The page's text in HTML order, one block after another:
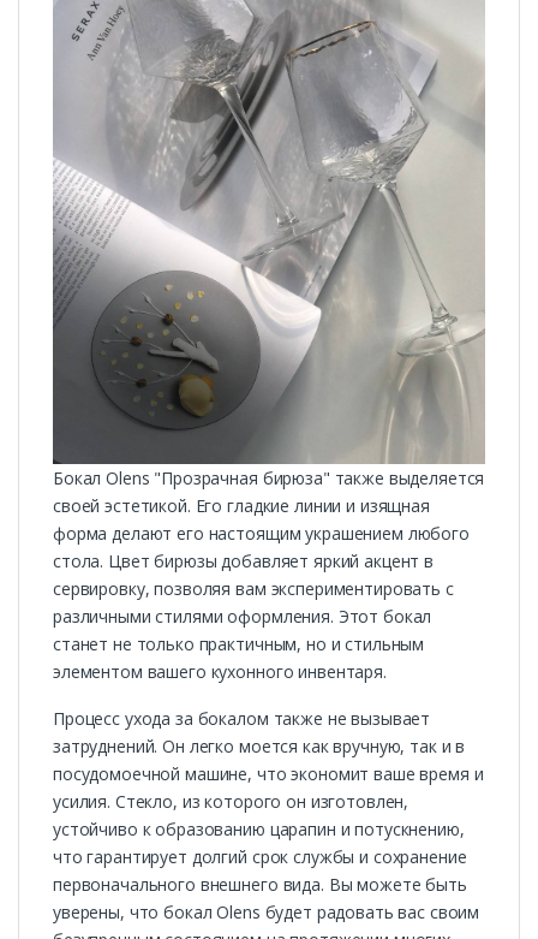
Бокал Olens "Прозрачная бирюза" также выделяется
своей эстетикой. Его гладкие линии и изящная
форма делают его настоящим украшением любого
стола. Цвет бирюзы добавляет яркий акцент в
сервировку, позволяя вам экспериментировать с
различными стилями оформления. Этот бокал
станет не только практичным, но и стильным
элементом вашего кухонного инвентаря.
Процесс ухода за бокалом также не вызывает
затруднений. Он легко моется как вручную, так и в
посудомоечной машине, что экономит ваше время и
усилия. Стекло, из которого он изготовлен,
устойчиво к образованию царапин и потускнению,
что гарантирует долгий срок службы и сохранение
первоначального внешнего вида. Вы можете быть
уверены, что бокал Olens будет радовать вас своим